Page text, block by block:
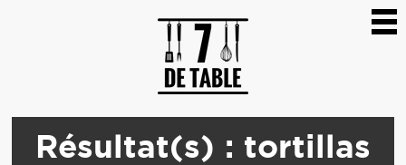
Résultat(s) : tortillas